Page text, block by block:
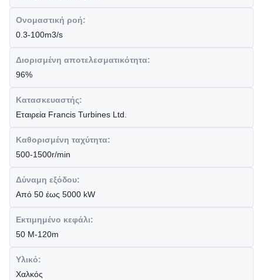
Ονομαστική ροή:
0.3-100m3/s
Διορισμένη αποτελεσματικότητα:
96%
Κατασκευαστής:
Εταιρεία Francis Turbines Ltd.
Καθορισμένη ταχύτητα:
500-1500r/min
Δύναμη εξόδου:
Από 50 έως 5000 kW
Εκτιμημένο κεφάλι:
50 M-120m
Υλικό:
Χαλκός